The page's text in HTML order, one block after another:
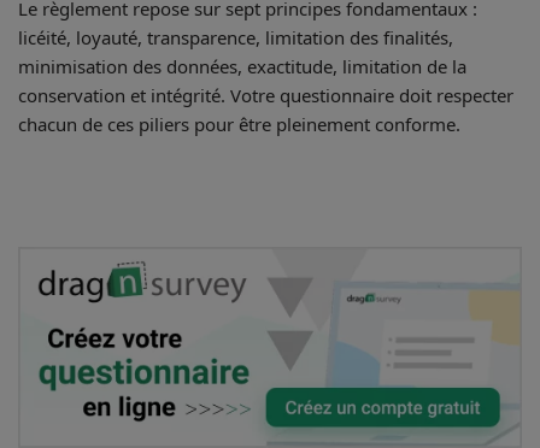
Le règlement repose sur sept principes fondamentaux :
licéité, loyauté, transparence, limitation des finalités,
minimisation des données, exactitude, limitation de la
conservation et intégrité. Votre questionnaire doit respecter
chacun de ces piliers pour être pleinement conforme.